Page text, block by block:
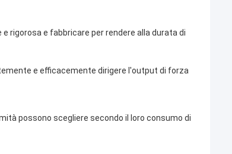
rigorosa e fabbricare per rendere alla durata di
e efficacemente dirigere l'output di forza
possono scegliere secondo il loro consumo di